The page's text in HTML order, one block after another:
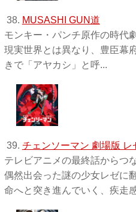
38. MUSASHI GUN道
モンキー・パンチ原作の時代
現実世界とは異なり、豊臣幕
きで「アヤカシ」と呼...
39. チェンソーマン 劇場版 レ
テレビアニメの最終話からつ
偶然出会った謎の少女レゼに
命へと突き進んでいく、疾走